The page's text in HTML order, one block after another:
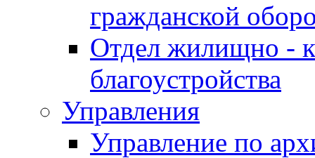
гражданской
Отдел жилищно -
благоустройства
Управления
Управление по